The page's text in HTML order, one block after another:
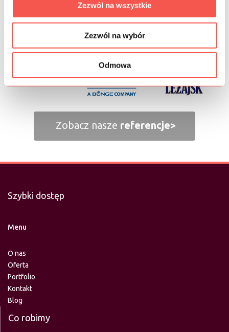
Zezwól na wszystkie
Zezwól na wybór
Odmowa
Klienci, którzy nam zaufali
Zobacz nasze referencje>
Szybki dostęp
Menu
O nas
Oferta
Portfolio
Kontakt
Blog
Co robimy